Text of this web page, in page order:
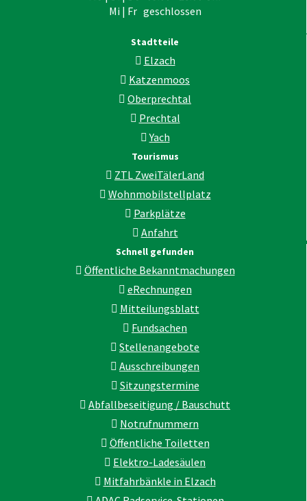
Mi | Fr geschlossen
Stadtteile
Elzach
Katzenmoos
Oberprechtal
Prechtal
Yach
Tourismus
ZTL ZweiTälerLand
Wohnmobilstellplatz
Parkplätze
Anfahrt
Schnell gefunden
Öffentliche Bekanntmachungen
eRechnungen
Mitteilungsblatt
Fundsachen
Stellenangebote
Ausschreibungen
Sitzungstermine
Abfallbeseitigung / Bauschutt
Notrufnummern
Öffentliche Toiletten
Elektro-Ladesäulen
Mitfahrbänkle in Elzach